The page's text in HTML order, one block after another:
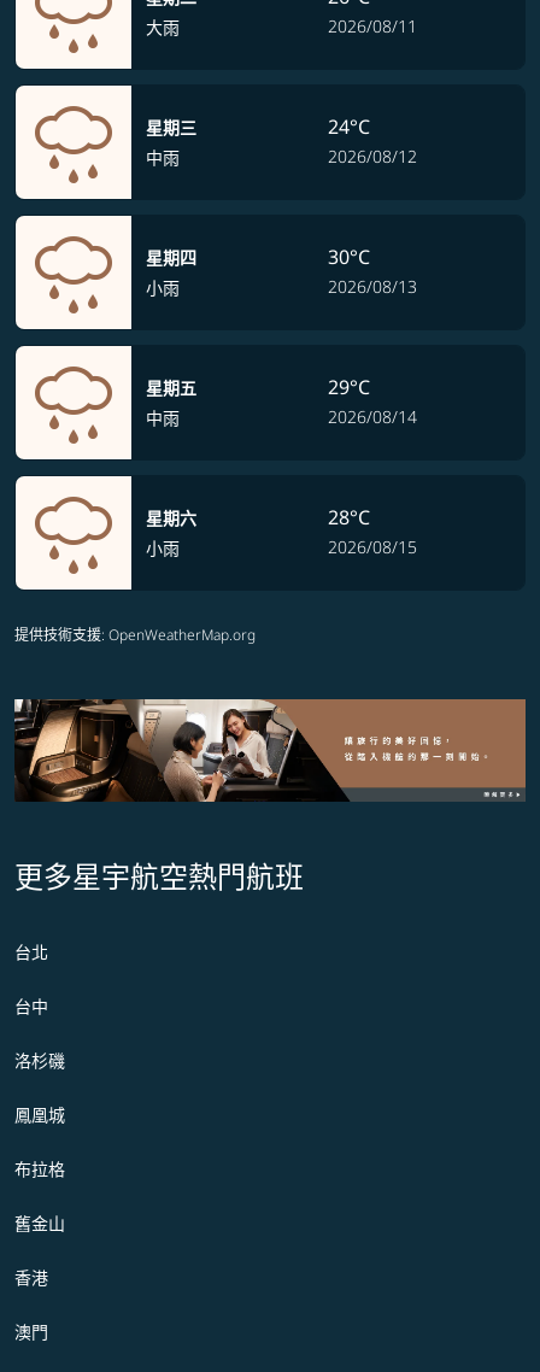
大雨
2026/08/11
星期三
中雨
24°C
2026/08/12
星期四
小雨
30°C
2026/08/13
星期五
中雨
29°C
2026/08/14
星期六
小雨
28°C
2026/08/15
提供技術支援: OpenWeatherMap.org
更多星宇航空熱門航班
台北
台中
洛杉磯
鳳凰城
布拉格
舊金山
香港
澳門